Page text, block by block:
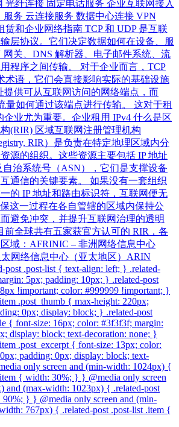
光纤连接 固定电话服务 企业互联网接入
务 云连接服务 数据中心连接 VPN
赁和企业网络指南 TCP 和 UDP 是互联
层协议。它们决定数据如何在设备、服
关、DNS 解析器、电子邮件系统、流
程序之间传输。 对于企业而言，TCP
术语，它们会直接影响实际的基础设施
提供可从互联网访问的网络端点，而
量如何通过该端点进行传输。 这对于租
企业尤为重要。企业租用 IPv4 什么是区
(RIR) 区域互联网注册管理机构
RIR）是负责在特定地理区域内分
源的组织。这些资源主要包括 IP 地址
自治系统号（ASN），它们是支撑设备
通信的关键要素。 如果没有一套组织
的 IP 地址和路由标识符，互联网便无
这一过程在各自管辖的区域内保持公
避免冲突，并提升互联网治理的透明
前全球共有五家获官方认可的 RIR，各
域：AFRINIC – 非洲网络信息中心
太网络信息中心（亚太地区）ARIN
post .post-list { text-align: left; } .related-
5px; padding: 10px; } .related-post
!important; color: #999999 !important; }
.post_thumb { max-height: 220px;
0px; display: block; } .related-post
{ font-size: 16px; color: #3f3f3f; margin:
display: block; text-decoration: none; }
.post_excerpt { font-size: 13px; color:
padding: 0px; display: block; text-
only screen and (min-width: 1024px) {
{ width: 30%; } } @media only screen
and (max-width: 1023px) { .related-post
} } @media only screen and (min-
767px) { .related-post .post-list .item {